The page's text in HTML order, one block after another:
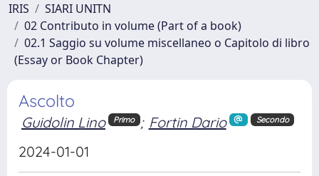
IRIS
SIARI UNITN
02 Contributo in volume (Part of a book)
02.1 Saggio su volume miscellaneo o Capitolo di libro
(Essay or Book Chapter)
Ascolto
Guidolin Lino Primo ; Fortin Dario Secondo
2024-01-01